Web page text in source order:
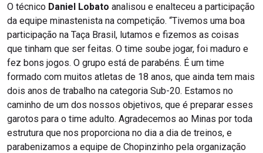
O técnico Daniel Lobato analisou e enalteceu a participação
da equipe minastenista na competição. “Tivemos uma boa
participação na Taça Brasil, lutamos e fizemos as coisas
que tinham que ser feitas. O time soube jogar, foi maduro e
fez bons jogos. O grupo está de parabéns. É um time
formado com muitos atletas de 18 anos, que ainda tem mais
dois anos de trabalho na categoria Sub-20. Estamos no
caminho de um dos nossos objetivos, que é preparar esses
garotos para o time adulto. Agradecemos ao Minas por toda
estrutura que nos proporciona no dia a dia de treinos, e
parabenizamos a equipe de Chopinzinho pela organização